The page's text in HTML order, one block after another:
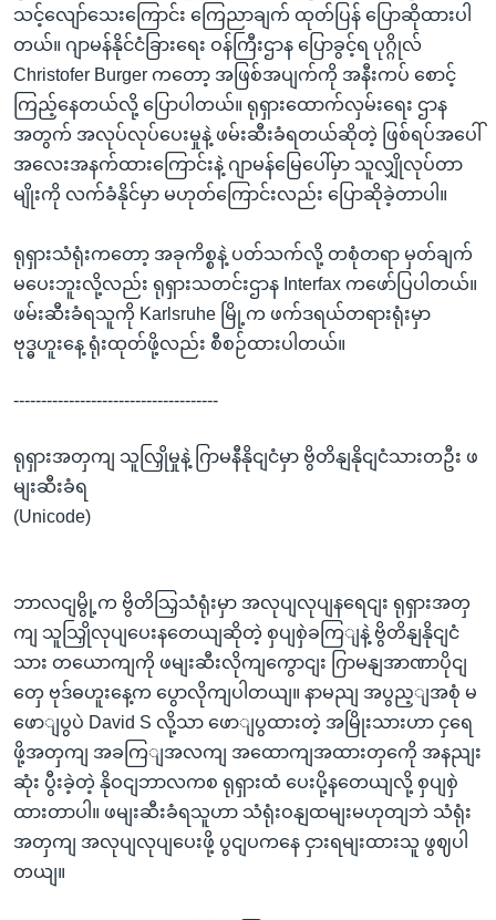
သင့်လျော်သေးကြောင်း ကြေညာချက် ထုတ်ပြန် ပြောဆိုထားပါ
တယ်။ ဂျာမန်နိုင်ငံခြားရေး ဝန်ကြီးဌာန ပြောခွင့်ရ ပုဂ္ဂိုလ်
Christofer Burger ကတော့ အဖြစ်အပျက်ကို အနီးကပ် စောင့်
ကြည့်နေတယ်လို့ ပြောပါတယ်။ ရုရှားထောက်လှမ်းရေး ဌာန
အတွက် အလုပ်လုပ်ပေးမှုနဲ့ ဖမ်းဆီးခံရတယ်ဆိုတဲ့ ဖြစ်ရပ်အပေါ်
အလေးအနက်ထားကြောင်းနဲ့ ဂျာမန်မြေပေါ်မှာ သူလျှိုလုပ်တာ
မျိုးကို လက်ခံနိုင်မှာ မဟုတ်ကြောင်းလည်း ပြောဆိုခဲ့တာပါ။
ရုရှားသံရုံးကတော့ အခုကိစ္စနဲ့ ပတ်သက်လို့ တစုံတရာ မှတ်ချက်
မပေးဘူးလို့လည်း ရုရှားသတင်းဌာန Interfax ကဖော်ပြပါတယ်။
ဖမ်းဆီးခံရသူကို Karlsruhe မြို့က ဖက်ဒရယ်တရားရုံးမှာ
ဗုဒ္ဓဟူးနေ့ ရုံးထုတ်ဖို့လည်း စီစဉ်ထားပါတယ်။
-------------------------------------
ရုရှားအတှကျ သူလြှိုမှုနဲ့ ဂြာမနီနိုငျငံမှာ ဗွိတိနျနိုငျငံသားတဦး ဖ
မျးဆီးခံရ
(Unicode)
ဘာလငျမွို့က ဗွိတိသြှသံရုံးမှာ အလုပျလုပျနရေငျး ရုရှားအတှ
ကျ သူသြှိုလုပျပေးနတေယျဆိုတဲ့ စှပျစှဲခကြျနဲ့ ဗွိတိနျနိုငျငံ
သား တယောကျကို ဖမျးဆီးလိုကျကွောငျး ဂြာမနျအာဏာပိုငျ
တှေ ဗုဒ်ဓဟူးနေ့က ပွောလိုကျပါတယျ။ နာမညျ အပွည့ျအစုံ မ
ဖောျပွပဲ David S လို့သာ ဖောျပွထားတဲ့ အမြိုးသားဟာ ငှရေ
ဖို့အတှကျ အခကြျအလကျ အထောကျအထားတှကေို အနညျး
ဆုံး ပွီးခဲ့တဲ့ နိုဝငျဘာလကစ ရုရှားထံ ပေးပို့နတေယျလို့ စှပျစှဲ
ထားတာပါ။ ဖမျးဆီးခံရသူဟာ သံရုံးဝနျထမျးမဟုတျဘဲ သံရုံး
အတှကျ အလုပျလုပျပေးဖို့ ပွငျပကနေ ငှားရမျးထားသူ ဖွဈပါ
တယျ။